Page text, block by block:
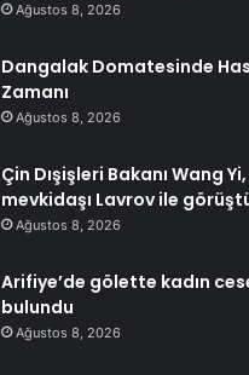
Ağustos 8, 2026
Dangalak Domatesinde
Zamanı
Ağustos 8, 2026
Çin Dışişleri Bakanı Wang Yi,
mevkidaşı Lavrov ile
Ağustos 8, 2026
Arifiye’de gölette kadın
bulundu
Ağustos 8, 2026